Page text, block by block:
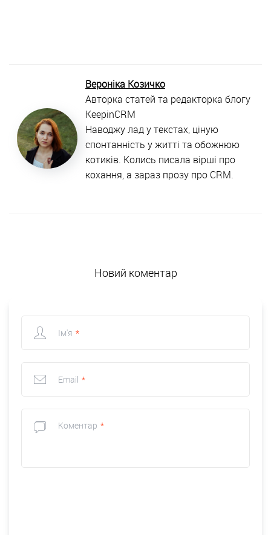
Вероніка Козичко
Авторка статей та редакторка блогу
KeepinCRM
Наводжу лад у текстах, ціную
спонтанність у житті та обожнюю
котиків. Колись писала вірші про
кохання, а зараз прозу про CRM.
Новий коментар
Ім'я *
Email *
Коментар *